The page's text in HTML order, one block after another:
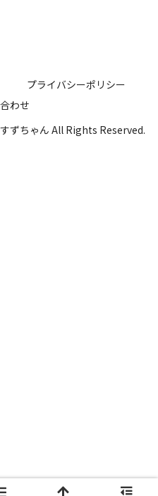
プライバシーポリシー
わせ
ちゃん All Rights Reserved.